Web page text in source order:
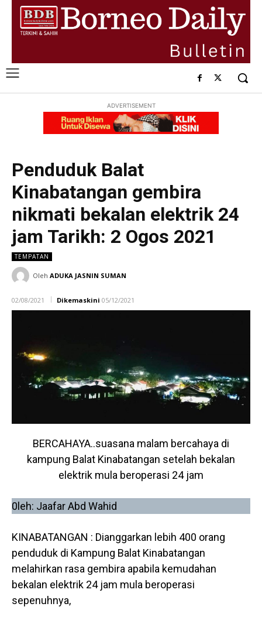
ADVERTISEMENT
Penduduk Balat
Kinabatangan gembira
nikmati bekalan elektrik 24
jam Tarikh: 2 Ogos 2021
TEMPATAN
Oleh ADUKA JASNIN SUMAN
02/08/2021 Dikemaskini 05/12/2021
BERCAHAYA..suasana malam bercahaya di
kampung Balat Kinabatangan setelah bekalan
elektrik mula beroperasi 24 jam
0leh: Jaafar Abd Wahid
KINABATANGAN : Dianggarkan lebih 400 orang
penduduk di Kampung Balat Kinabatangan
melahirkan rasa gembira apabila kemudahan
bekalan elektrik 24 jam mula beroperasi
sepenuhnya,